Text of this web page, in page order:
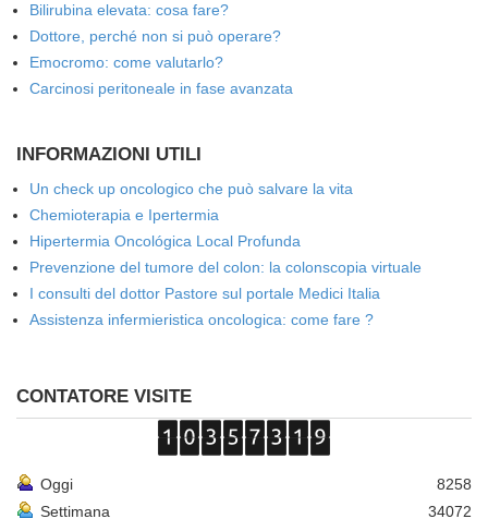
Bilirubina elevata: cosa fare?
Dottore, perché non si può operare?
Emocromo: come valutarlo?
Carcinosi peritoneale in fase avanzata
INFORMAZIONI UTILI
Un check up oncologico che può salvare la vita
Chemioterapia e Ipertermia
Hipertermia Oncológica Local Profunda
Prevenzione del tumore del colon: la colonscopia virtuale
I consulti del dottor Pastore sul portale Medici Italia
Assistenza infermieristica oncologica: come fare ?
CONTATORE VISITE
Oggi
8258
Settimana
34072